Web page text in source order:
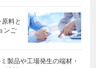
料と
ンご
製品や工場発生の端材・